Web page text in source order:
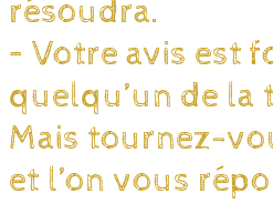
résoudra.
– Votre avis est
quelqu’un de la
Mais tournez-
et l’on vous